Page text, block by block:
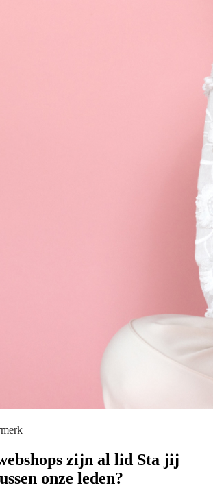
zijn al lid Sta jij
onze leden?